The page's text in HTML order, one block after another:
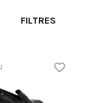
FILTRES